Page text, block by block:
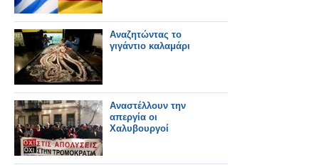
Αναζητώντας το
γιγάντιο καλαμάρι
Αναστέλλουν την
απεργία οι
Χαλυβουργοί